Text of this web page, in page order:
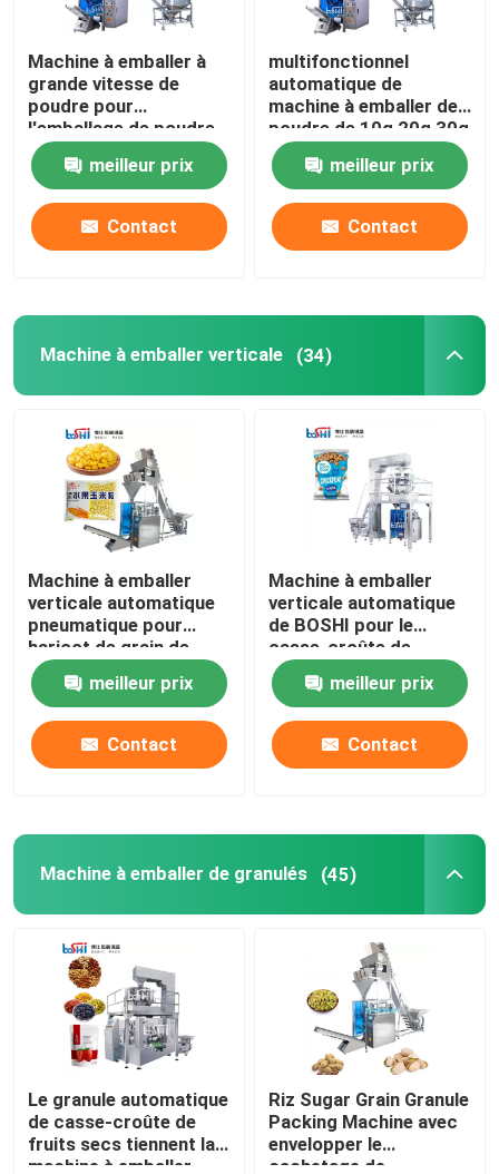
Machine à emballer à
grande vitesse de
poudre pour
l'emballage de poudre
de Masala de lait
meilleur prix
Contact
multifonctionnel
automatique de
machine à emballer de
poudre de 10g 20g 30g
Snus
meilleur prix
Contact
Machine à emballer verticale (34)
Machine à emballer
verticale automatique
pneumatique pour
haricot de grain de
poudre de riz le bon
meilleur prix
Contact
Machine à emballer
verticale automatique
de BOSHI pour le
casse-croûte de
nourriture de granule
meilleur prix
Contact
Machine à emballer de granulés (45)
Le granule automatique
de casse-croûte de
fruits secs tiennent la
machine à emballer
Riz Sugar Grain Granule
Packing Machine avec
envelopper le
cachetage de